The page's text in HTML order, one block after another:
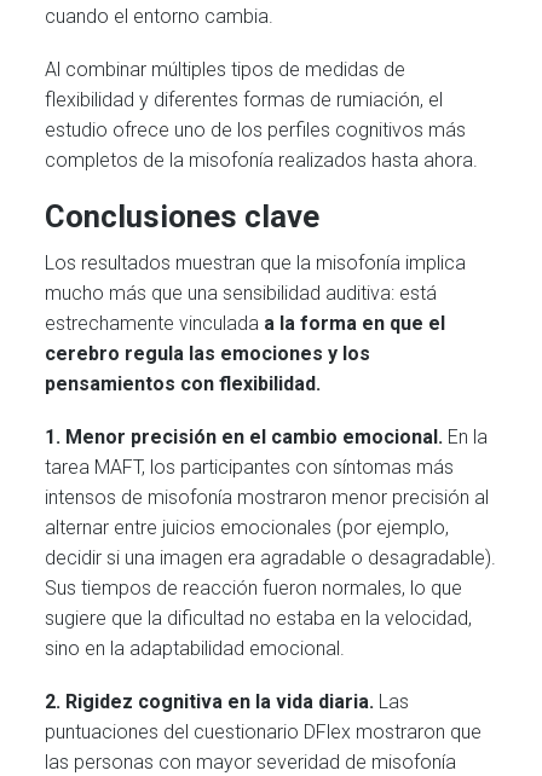
cuando el entorno cambia.
Al combinar múltiples tipos de medidas de
flexibilidad y diferentes formas de rumiación, el
estudio ofrece uno de los perfiles cognitivos más
completos de la misofonía realizados hasta ahora.
Conclusiones clave
Los resultados muestran que la misofonía implica
mucho más que una sensibilidad auditiva: está
estrechamente vinculada a la forma en que el
cerebro regula las emociones y los
pensamientos con flexibilidad.
1. Menor precisión en el cambio emocional. En la
tarea MAFT, los participantes con síntomas más
intensos de misofonía mostraron menor precisión al
alternar entre juicios emocionales (por ejemplo,
decidir si una imagen era agradable o desagradable).
Sus tiempos de reacción fueron normales, lo que
sugiere que la dificultad no estaba en la velocidad,
sino en la adaptabilidad emocional.
2. Rigidez cognitiva en la vida diaria. Las
puntuaciones del cuestionario DFlex mostraron que
las personas con mayor severidad de misofonía